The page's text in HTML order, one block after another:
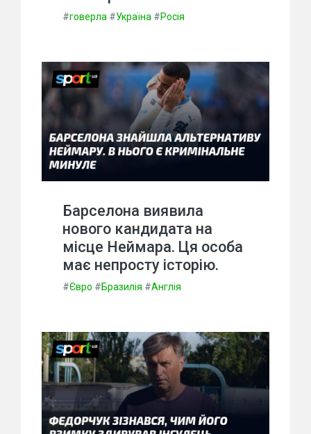
#говерла #Україна #Росія
Барселона виявила
нового кандидата на
місце Неймара. Ця особа
має непросту історію.
#Євро #Бразилія #Англія